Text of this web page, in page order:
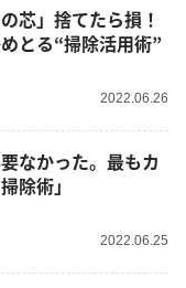
芯」捨てたら損！
とる“掃除活用術”
2022.06.26
なかった。最もカ
除術」
2022.06.25